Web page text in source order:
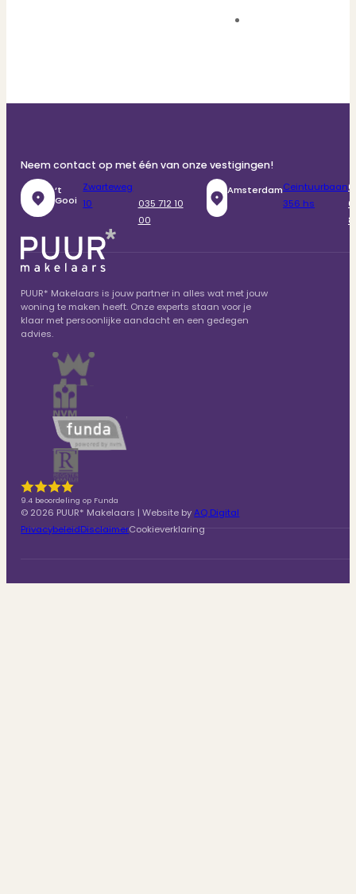
Neem contact op met één van onze vestigingen!
‘t
Gooi
Zwarteweg
10
035 712 10
00
AmsterdamCeintuurbaan
356 hs
PUUR* Makelaars is jouw partner in alles wat met jouw
woning te maken heeft. Onze experts staan voor je
klaar met persoonlijke aandacht en een gedegen
advies.
9.4 beoordeling op Funda
© 2026 PUUR* Makelaars | Website byAQ Digital
PrivacybeleidDisclaimerCookieverklaring